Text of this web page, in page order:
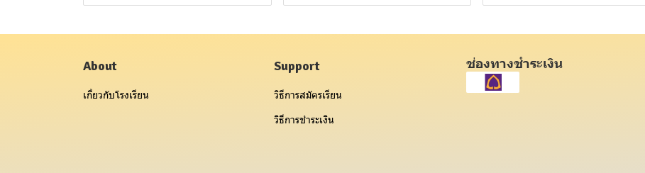
About
เกี่ยวกับโรงเรียน
Support
วิธีการสมัครเรียน
วิธีการชำระเงิน
ช่องทางชำระเงิน